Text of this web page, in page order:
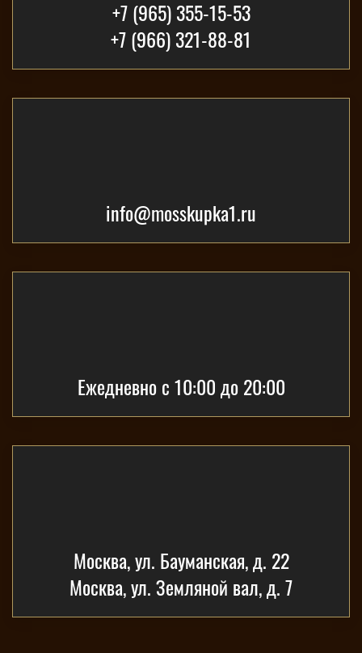
+7 (965) 355-15-53
+7 (966) 321-88-81
info@mosskupka1.ru
Ежедневно с 10:00 до 20:00
Москва, ул. Бауманская, д. 22
Москва, ул. Земляной вал, д. 7